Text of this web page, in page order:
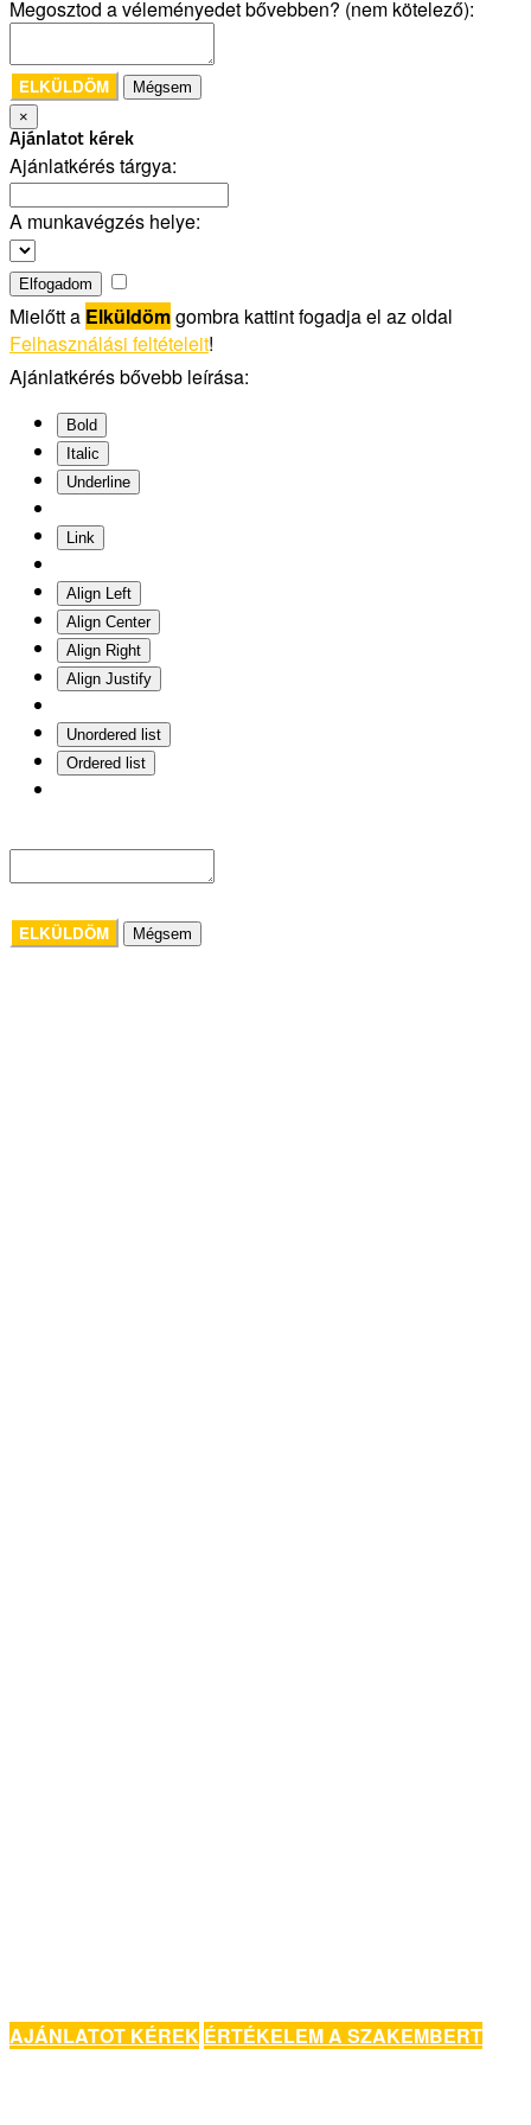
Megosztod a véleményedet bővebben? (nem kötelező):
ELKÜLDÖM
Mégsem
×
Ajánlatot kérek
Ajánlatkérés tárgya:
A munkavégzés helye:
Elfogadom
Mielőtt a Elküldömgombra kattint fogadja el az oldal
Felhasználási feltételeit!
Ajánlatkérés bővebb leírása:
Bold
Italic
Underline
Link
Align Left
Align Center
Align Right
Align Justify
Unordered list
Ordered list
ELKÜLDÖM Mégsem
AJÁNLATOT KÉREK ÉRTÉKELEM A SZAKEMBERT